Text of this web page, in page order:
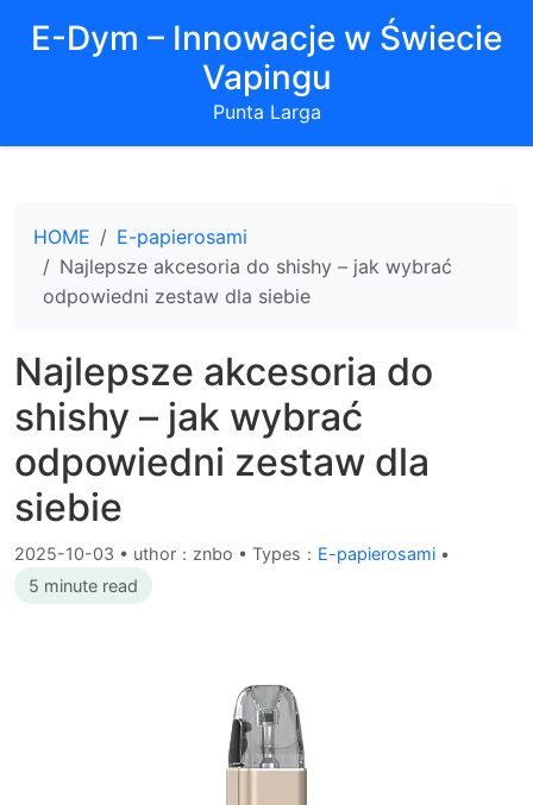
E-Dym – Innowacje w Świecie
Vapingu
Punta Larga
HOME
E-papierosami
Najlepsze akcesoria do shishy – jak wybrać
odpowiedni zestaw dla siebie
Najlepsze akcesoria do
shishy – jak wybrać
odpowiedni zestaw dla
siebie
2025-10-03 • uthor：znbo • Types： E-papierosami •
5 minute read